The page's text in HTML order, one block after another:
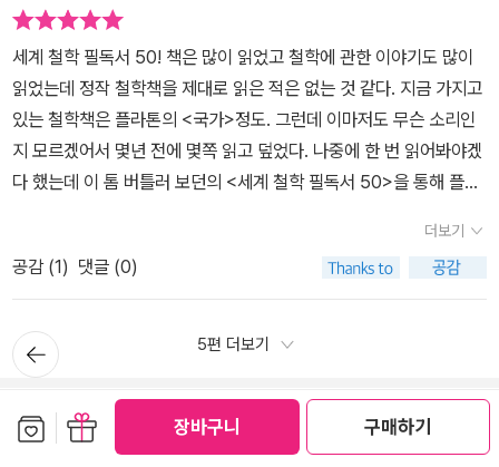
장바구니 구매하기
면 개인의 삶이 한층 밝아지고 다양한 의견이 교류됨으로써 사회의
발전에 크게 기여한다고 밀은 믿었다.즉, 자유가 확대되면 개인의 삶
과 사회 전체 영역에 혜택이 돌아가므로 법과 사회 제도를 만들어야
한다고 주장했다.밀의 자유론은 벤담으로부터 계승한 공리주의 사상
을 기반으로 한다.밀이 주장한 자유는 교양있고 도덕적으로 성숙해야
만 의미있고 가능했기에 이를 교육으로 해결할 수 있다고 보았으며
확대이다.국가 권력이 확대될수록 개인의 자유가 침해당하는 경향이
인지를 고민했다.그리고 그 고민의 과정이자 답변을 수록한 것이 바
로 《자유론》이다.밀은 많은 국가들이 민주주의를 표방하고 있지만 정
작 민주주의 국가가 국민의 진정한 자유를 보장하지 못하고 있음을
지적했다.물론 국민이 선출한 통치자도 예외는 아니었다.여전히 사회
되어야 가능한 작업이다. 지금까지 이런 류의 책은 주로 동양 작가가
쓴 걸 읽었다. 이번에 아마 처음으로 서양 작가가 쓴 책으로 읽게 되었
다. 주로 고대부터 근대정도까지 소개한 책을 읽었다. 이 책은 현대까
지 소개한다. 그러다보니 다소 논쟁적인 부분도 포함한다. 아쉬운 건
이런 책은 연대순으로 해야 읽는 사람입장에서는 순차적으로 하나씩
입력되는데 그게 아니었다. 이름 순으로 소개를 한다.나처럼 철학을
잘 모르는 사람은 연대순으로 해야 각 철학자가 어떤 식으로 영향을
받았는지 알 수 있어 더 좋다. 작가가 순서만 이름이 아닌 연대 순으로
했다면 훨씬 체계적으로 읽으며 이해되지 않았을까한다. 확실히 근현
관계 때문이 아닐까한다. 여기에 인간은 똑같지만 새롭게 알게 된 지
점에 대한 설명까지 들어가니 더욱 그런 듯하다.증정 받아 읽었습니
다.까칠한 핑크팬더의 한 마디 : 연대기순으로 했으면친절한 핑크팬
더의 한 마디 : 철학 다이제스트는 좋다.함께 읽을 책https://blog.n
범위에서어떻게 적용되고 있는지, 그리고 어떻게 펼쳐지고 있는 지를
책을 읽는 동안 끊임없이 생각하고 알 수 있는 기회를 가지게 된다.이
부분이 이 책이 주는 큰 매력포인트라고 생각되었다.그리고 이 책을
읽다보니 자연스럽게 다른 책들도 궁금해지는 부분이 있었다.<세계
심리학 필독서 30>, <MBA 마케팅 필독서 45>, <MBA 리더십 필
독서 43> 등다양한 서적들이 함께 있었는데, 이 책들도 읽어보고 싶
보았을 ‘변형생성문법 이론‘으로 유명한 노암 촘스키는 엄밀히 말해
철학자가 아니면서도 미국의 자국 우선주의와 전 세계를 대상으로 한
빅 브러더 정책에 대한 신랄한 비판으로 존경받는 뛰어난 언어학자
다. 철학적 원론을 논하기보다는 철학적 정책이 현실 세계에서 실현
되도록 앞장서는 모습이 실천하는 지식인의 표상이 아닌가 싶다. 우
리 사회에서 진짜 권력은 정치제도에 있는 것이 아니라 민간경제에
를 어디에 하고, 누가 일자리를 가져가고, 누가 자원을 통제하는 등등
의 중요한 결정을 민간경제가 하고 있는 겁니다. (134쪽) 대니얼 카
너먼의 ’생각에 관한 생각‘은 실제로 생각이 시스템 1과 시스템 2로
이원화되어 두 시스템이 개별적이면서도 서로 연계 및 상호작용한다
고 설명하였으며, 심리학 연구가 우리의 사고 및 행동양식을 변화시
이다. 또한, 노력의 비교 격인 ’노오력‘ 이라는 신조어가 생길 만큼 최
근 명성을 얻은 마이클 샌델 교수의 ’공정하다는 착각‘은 우리 사회에
의 가치와 깊이를 더하는 지식의 안내자이다. <세계 철학 필독서 50
>은 지식의 토대인 철학 분야에 크게 영향을 끼친 50권의 책을 뽑아
서 주요한 철학자와 핵심 사상을 한 권에 정리했다. 고대 플라톤에서
현대 마이클 샌델까지 2,500년 철학사를 한눈에 꿰뚫을 수 있는 입
문서이다. ​철학의 부류는?​그동안 머리로만 이해하려고 애썼던 철학
이 이 책을 읽고 나서 어느 정도 정리가 되는 듯한 느낌이었다. 철학은
크게 두 가지로 나누는 데 경험주의적 유물론과 합리주의적 관념론이
다. 이 책에 나와 있는 50명의 저자의 저서를 읽으면서 분류하는 재
미를 느꼈다. 50명의 저자가 과연 경험주의에 입각한 사람인지 아니
말을 한다. 우리가 이야기를 할 때, 문장의진위 자체보다는 의미의 유
무, 즉 검증 가능성이 더 중요하다고 한다. 예를 들어 '신이 존재한다.'
또는 '신은 존재하지 않는다.'라는 말은 그의 주장에 따르면 무의미하
다. 왜냐면 검증할 수가 없으니까. ​그는 항상 어떤 객관적인 도덕적 사
세계 철학 필독서 50! 책은 많이 읽었고 철학에 관한 이야기도 많이
읽었는데 정작 철학책을 제대로 읽은 적은 없는 것 같다. 지금 가지고
있는 철학책은 플라톤의 <국가>정도. 그런데 이마저도 무슨 소리인
지 모르겠어서 몇년 전에 몇쪽 읽고 덮었다. 나중에 한 번 읽어봐야겠
다 했는데 이 톰 버틀러 보던의 <세계 철학 필독서 50>을 통해 플라
들이 내 장기기억속에 더 오래 저장되도록 이렇게 서평을 쓰지만, 한
명 한명의 철학자들을 만나고 그들의 철학관을 읽다보니 마음이 편안
해지는 느낌이 좋아서 나중에 시간 남으면 또 읽으러 가야겠다 하는
생각을 하는 중이다.읽기 전 들어가는 페이지를 펼치며 [철학은 나에
게 어떤 혜택을 가져다 줄까?]란 생각을 했다.왜냐하면 여태껏 나에
겐 철학이라는 단어 자체가 어려웠기 때문이다. 어렸을 적부터 들려
온 철학이라는 학문은 고지식하며 지루하고 어렵다는 인식이 깔려있
어서 그런가 나는 모든 글자에 철학이라는 단어만 들어가면 왜인지
더보기
공감 (1) 댓글 (0)
5편 더보기
마이페이퍼 (1편)
뒤로가
기